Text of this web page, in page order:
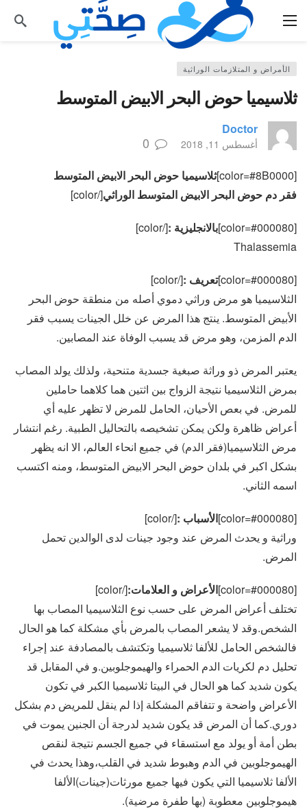
الأمراض و المتلازمات الوراثية
ثلاسيميا حوض البحر الابيض المتوسط
Doctor
أغسطس 11, 2018 0
[color=#8B0000]
ثلاسيميا حوض البحر الابيض المتوسط
فقر دم حوض البحر الابيض المتوسط الوراثي[/color]
[color=#000080] بالانجليزية :[/color]
Thalassemia
[color=#000080] تعريف :[/color]
الثلاسيميا هو مرض وراثي دموي أصله من منطقة حوض البحر
الأبيض المتوسط. ينتج هذا المرض عن خلل الجينات يسبب فقر
الدم المزمن، وهو مرض قد يسبب الوفاة عند المصابين.
يعتبر المرض ذو وراثة صبغية جسدية متنحية، ولذلك يولد المصاب
بمرض الثلاسيميا نتيجة الزواج بين اثتين هما كلاهما حاملين
للمرض. في بعص الأحيان، الحامل للمرض لا تظهر عليه أي
أعراض ظاهرة ولكن يمكن تشخيصه بالتحاليل الطبية. رغم انتشار
مرض الثلاسيميا(فقر الدم) في جميع انحاء العالم، الا انه يظهر
بشكل اكبر في بلدان حوض البحر الابيض المتوسط، ومنه اكتسب
اسمه الثاني.
[color=#000080] الأسباب :[/color]
وراثية و يحدث المرض عند وجود جينات لدى الوالدين تحمل
المرض.
[color=#000080] الأعراض و العلامات:[/color]
تختلف أعراض المرض على حسب نوع الثلاسيميا المصاب بها
الشخص.وقد لا يشعر المصاب بالمرض بأي مشكلة كما هو الحال
فالشخص الحامل للألفا ثلاسيميا وتكتشف بالمصادفة عند إجراء
تحليل دم لكريات الدم الحمراء والهيموجلوبين.و في المقابل قد
يكون شديد كما هو الحال في البيتا ثلاسيميا الكبر في تكون
الأعراض واضحة و تتفاقم المشكلة إذا لم ينقل للمريض دم بشكل
دوري.كما أن المرض قد يكون شديد لدرجة أن الجنين يموت في
بطن أمة أو يولد مع استسقاء في جميع الجسم نتيجة لنقص
الهيموجلوبين في الدم وهبوط شديد في القلب،وهذا يحدث في
الألفا ثلاسيميا التي يكون فيها جميع مورثات(جينات)الألفا
هيموجلوبين معطوبة (بها طفرة مرضية).